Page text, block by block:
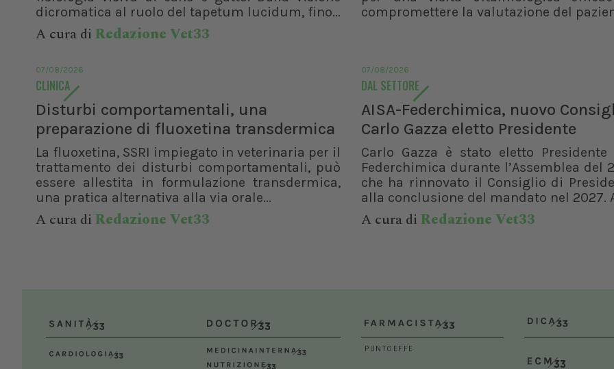
dicromatica al ruolo del tapetum lucidum, fino...
A cura di Redazione Vet33
compromettere la valutazione del
07/08/2026
CLINICA
Disturbi comportamentali, una
preparazione di fluoxetina transdermica
La fluoxetina, SSRI impiegato in veterinaria per il
trattamento dei disturbi comportamentali, può
essere allestita in formulazione transdermica,
una pratica alternativa alla via orale...
A cura di Redazione Vet33
07/08/2026
DAL SETTORE
AISA-Federchimica, nuovo
Carlo Gazza eletto Presidente
Carlo Gazza è stato eletto Presidente
Federchimica durante l’Assemblea del
che ha rinnovato il Consiglio di
alla conclusione del mandato nel 2027.
A cura di Redazione Vet33